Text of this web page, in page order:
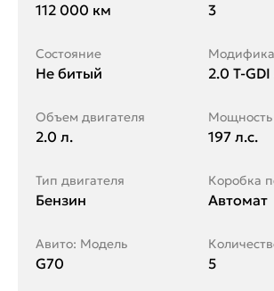
112 000 км 3
Состояние
Не битый 2.0 T-GDI
Объем двигателя
2.0 л.
Мощность
197 л.с.
Тип двигателя
Бензин
Коробка
Автомат
Авито: Модель
G70 5